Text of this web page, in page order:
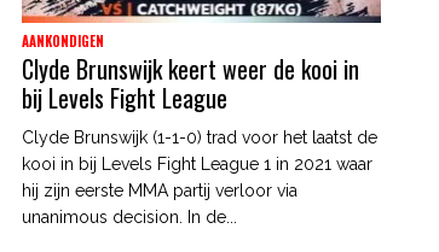
AANKONDIGEN
Clyde Brunswijk keert weer de kooi in
bij Levels Fight League
Clyde Brunswijk (1-1-0) trad voor het laatst de
kooi in bij Levels Fight League 1 in 2021 waar
hij zijn eerste MMA partij verloor via
unanimous decision. In de...